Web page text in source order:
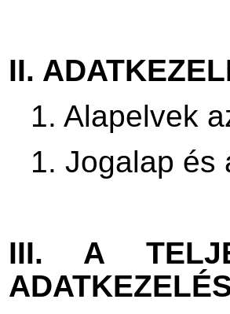
II.
1. Alapelvek
1. Jogalap és
III. A